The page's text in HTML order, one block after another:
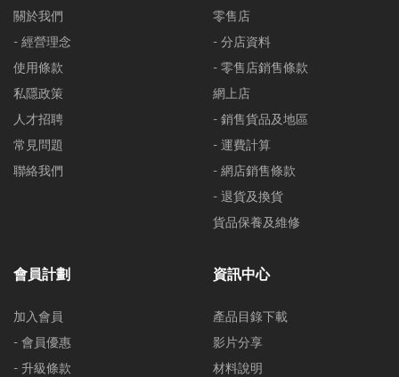
關於我們
- 經營理念
使用條款
私隱政策
人才招聘
常見問題
聯絡我們
零售店
- 分店資料
- 零售店銷售條款
網上店
- 銷售貨品及地區
- 運費計算
- 網店銷售條款
- 退貨及換貨
貨品保養及維修
會員計劃
加入會員
- 會員優惠
- 升級條款
資訊中心
產品目錄下載
影片分享
材料說明